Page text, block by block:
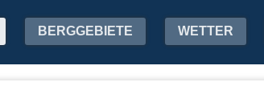
BERGGEBIETE WETTER